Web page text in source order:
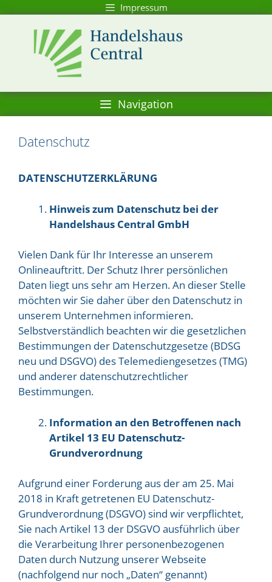
Impressum
Navigation
Datenschutz
DATENSCHUTZERKLÄRUNG
Hinweis zum Datenschutz bei der
Handelshaus Central GmbH
Vielen Dank für Ihr Interesse an unserem
Onlineauftritt. Der Schutz Ihrer persönlichen
Daten liegt uns sehr am Herzen. An dieser Stelle
möchten wir Sie daher über den Datenschutz in
unserem Unternehmen informieren.
Selbstverständlich beachten wir die gesetzlichen
Bestimmungen der Datenschutzgesetze (BDSG
neu und DSGVO) des Telemediengesetzes (TMG)
und anderer datenschutzrechtlicher
Bestimmungen.
Information an den Betroffenen nach
Artikel 13 EU Datenschutz-
Grundverordnung
Aufgrund einer Forderung aus der am 25. Mai
2018 in Kraft getretenen EU Datenschutz-
Grundverordnung (DSGVO) sind wir verpflichtet,
Sie nach Artikel 13 der DSGVO ausführlich über
die Verarbeitung Ihrer personenbezogenen
Daten durch Nutzung unserer Webseite
(nachfolgend nur noch „Daten“ genannt)